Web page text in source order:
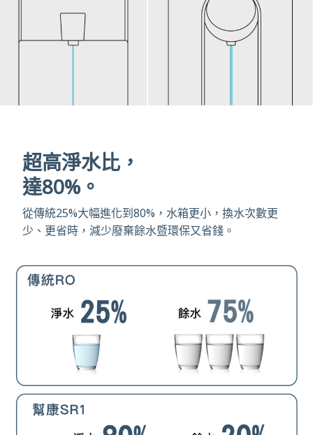
超高淨水比，
達80%。
從傳統25%大幅進化到80%，水箱更小，換水次數更
少、更省時，減少廢棄餘水暨環保又省錢。